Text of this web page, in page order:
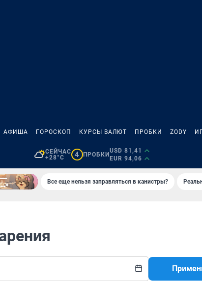
АФИША ГОРОСКОП КУРСЫ ВАЛЮТ ПРОБКИ ZODY
СЕЙЧАС
+28°C
4 ПРОБКИ
USD 81,41
EUR 94,06
Все еще нельзя заправляться в канистры?